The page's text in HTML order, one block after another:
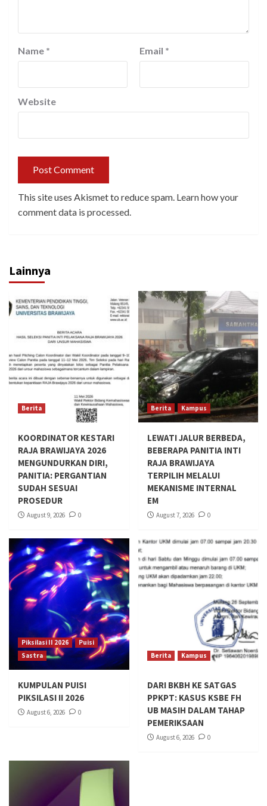
Name * Email *
Website
This site uses Akismet to reduce spam. Learn how your
comment data is processed.
Lainnya
Berita
KOORDINATOR KESTARI
RAJA BRAWIJAYA 2026
MENGUNDURKAN DIRI,
PANITIA: PERGANTIAN
SUDAH SESUAI
PROSEDUR
August 9, 2026 0
Berita Kampus
LEWATI JALUR BERBEDA,
BEBERAPA PANITIA INTI
RAJA BRAWIJAYA
TERPILIH MELALUI
MEKANISME INTERNAL
EM
August 7, 2026 0
Piksilasi II 2026
Puisi
Sastra
KUMPULAN PUISI
PIKSILASI II 2026
August 6, 2026 0
Berita Kampus
DARI BKBH KE SATGAS
PPKPT: KASUS KSBE FH
UB MASIH DALAM TAHAP
PEMERIKSAAN
August 6, 2026 0